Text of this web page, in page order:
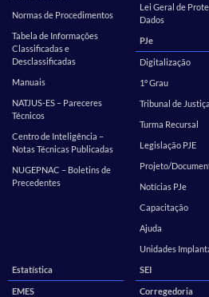
Normas de Procedimentos
Tabela de Informações
Classificadas e
Desclassificadas
Manuais
NATJUS-ES – Pareceres
Técnicos
Centro de Inteligência –
Notas Técnicas Publicadas
NUGEPNAC – Boletins de
Precedentes
Lei Geral de
Dados
PJe
Digitalização
1º Grau
Tribunal de Justiça
Turma Recursal
Legislação PJE
Projeto/
Notícias PJe
Capacitação
Ajuda
Unidades
Estatística
SEI
EMES Corregedoria